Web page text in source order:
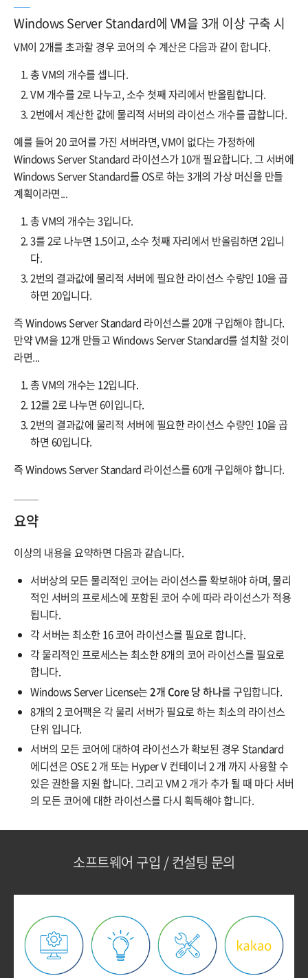
Windows Server Standard에 VM을 3개 이상 구축 시
VM이 2개를 초과할 경우 코어의 수 계산은 다음과 같이 합니다.
총 VM의 개수를 셉니다.
VM 개수를 2로 나누고, 소수 첫째 자리에서 반올림합니다.
2번에서 계산한 값에 물리적 서버의 라이선스 개수를 곱합니다.
예를 들어 20 코어를 가진 서버라면, VM이 없다는 가정하에
Windows Server Standard 라이선스가 10개 필요합니다. 그 서버에
Windows Server Standard를 OS로 하는 3개의 가상 머신을 만들
계획이라면...
총 VM의 개수는 3입니다.
3를 2로 나누면 1.5이고, 소수 첫째 자리에서 반올림하면 2입니
다.
2번의 결과값에 물리적 서버에 필요한 라이선스 수량인 10을 곱
하면 20입니다.
즉 Windows Server Standard 라이선스를 20개 구입해야 합니다.
만약 VM을 12개 만들고 Windows Server Standard를 설치할 것이
라면...
총 VM의 개수는 12입니다.
12를 2로 나누면 6이입니다.
2번의 결과값에 물리적 서버에 필요한 라이선스 수량인 10을 곱
하면 60입니다.
즉 Windows Server Standard 라이선스를 60개 구입해야 합니다.
요약
이상의 내용을 요약하면 다음과 같습니다.
서버상의 모든 물리적인 코어는 라이선스를 확보해야 하며, 물리
적인 서버의 프로세스에 포함된 코어 수에 따라 라이선스가 적용
됩니다.
각 서버는 최소한 16 코어 라이선스를 필요로 합니다.
각 물리적인 프로세스는 최소한 8개의 코어 라이선스를 필요로
합니다.
Windows Server License는2개 Core 당 하나를 구입합니다.
8개의 2 코어팩은 각 물리 서버가 필요로 하는 최소의 라이선스
단위 입니다.
서버의 모든 코어에 대하여 라이선스가 확보된 경우 Standard
에디션은 OSE 2 개 또는 Hyper V 컨테이너 2 개 까지 사용할 수
있은 권한을 지원 합니다. 그리고 VM 2 개가 추가 될 때 마다 서버
의 모든 코어에 대한 라이선스를 다시 획득해야 합니다.
소프트웨어 구입 / 컨설팅 문의